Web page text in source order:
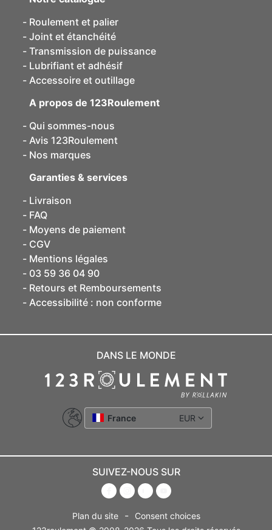
Roulement et palier
Joint et étanchéité
Transmission de puissance
Lubrifiant et adhésif
Accessoire et outillage
A propos de 123Roulement
Qui sommes-nous
Avis 123Roulement
Nos marques
Garanties & services
Livraison
FAQ
Moyens de paiement
CGV
Mentions légales
03 59 36 04 90
Retours et Remboursements
Accessibilité : non conforme
DANS LE MONDE
France EUR
SUIVEZ-NOUS SUR
Plan du site -
Consent choices